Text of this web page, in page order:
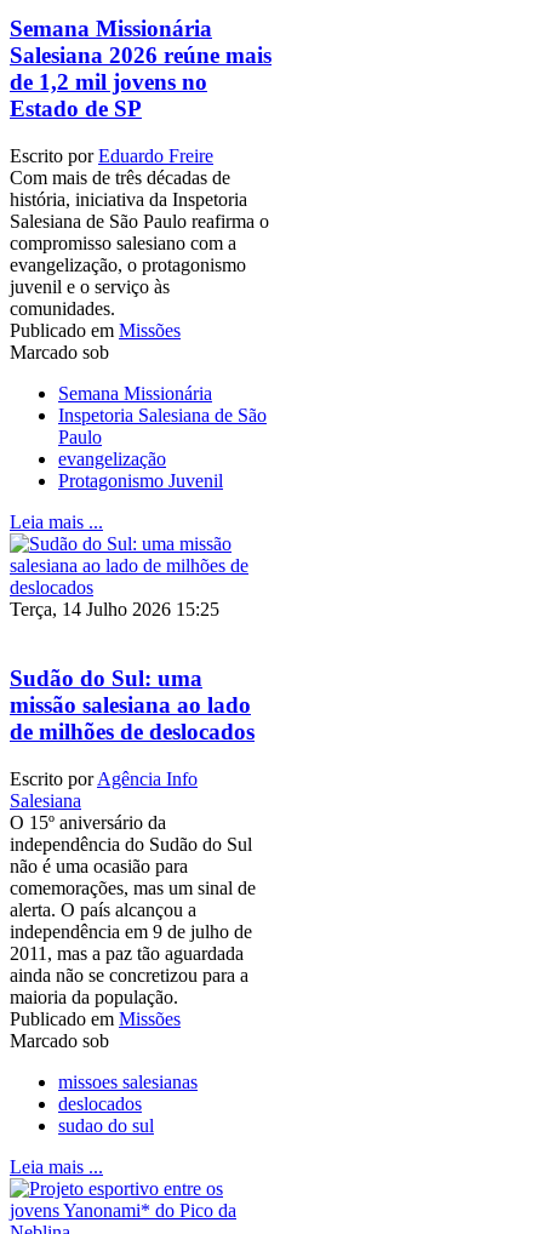
Semana Missionária
Salesiana 2026 reúne mais
de 1,2 mil jovens no
Estado de SP
Escrito porEduardo Freire
Com mais de três décadas de
história, iniciativa da Inspetoria
Salesiana de São Paulo reafirma o
compromisso salesiano com a
evangelização, o protagonismo
juvenil e o serviço às
comunidades.
Publicado em Missões
Marcado sob
Semana Missionária
Inspetoria Salesiana de São
Paulo
evangelização
Protagonismo Juvenil
Leia mais ...
Terça, 14 Julho 2026 15:25
Sudão do Sul: uma
missão salesiana ao lado
de milhões de deslocados
Escrito porAgência Info
Salesiana
O 15º aniversário da
independência do Sudão do Sul
não é uma ocasião para
comemorações, mas um sinal de
alerta. O país alcançou a
independência em 9 de julho de
2011, mas a paz tão aguardada
ainda não se concretizou para a
maioria da população.
Publicado em Missões
Marcado sob
missoes salesianas
deslocados
sudao do sul
Leia mais ...